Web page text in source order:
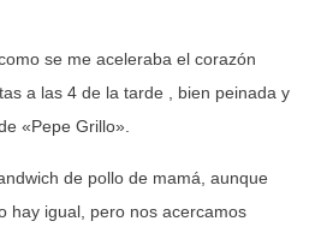
se me aceleraba el corazón
a las 4 de la tarde , bien peinada y
«Pepe Grillo».
de pollo de mamá, aunque
hay igual, pero nos acercamos